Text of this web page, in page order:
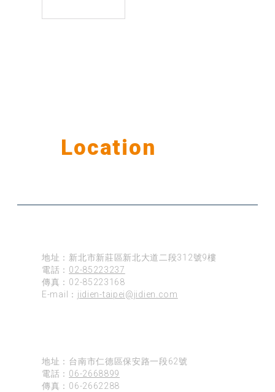
Location
地址：新北市新莊區新北大道二段312號9樓
電話： 02-85223237
傳真：02-85223168
E-mail： jidien-taipei@jidien.com
地址：台南市仁德區保安路一段62號
電話： 06-2668899
傳真：06-2662288